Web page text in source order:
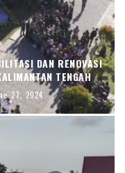
DAN RENOVASI
TENGAH
27, 2024